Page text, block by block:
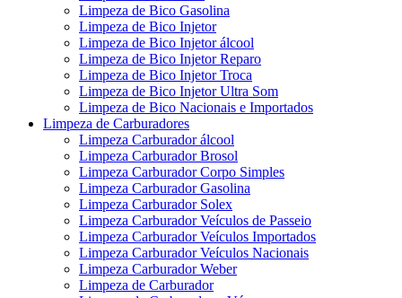
Limpeza de Bico Gasolina
Limpeza de Bico Injetor
Limpeza de Bico Injetor álcool
Limpeza de Bico Injetor Reparo
Limpeza de Bico Injetor Troca
Limpeza de Bico Injetor Ultra Som
Limpeza de Bico Nacionais e Importados
Limpeza de Carburadores
Limpeza Carburador álcool
Limpeza Carburador Brosol
Limpeza Carburador Corpo Simples
Limpeza Carburador Gasolina
Limpeza Carburador Solex
Limpeza Carburador Veículos de Passeio
Limpeza Carburador Veículos Importados
Limpeza Carburador Veículos Nacionais
Limpeza Carburador Weber
Limpeza de Carburador